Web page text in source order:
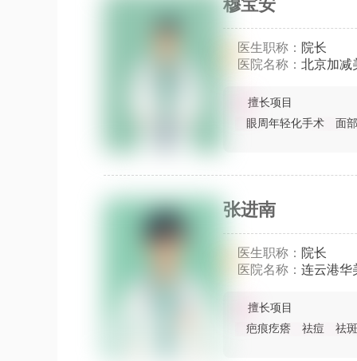
穆宝安
医生职称： 院长
医院名称： 北京加减
擅长项目
眼周年轻化手术
面
张进南
医生职称： 院长
医院名称： 连云港华
擅长项目
疤痕疙瘩
祛痘 祛斑